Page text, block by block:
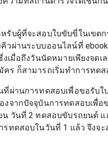
รับผู้ที่จะสอบใบขับขี่ในเข
วผ่านระบบออนไลน์ที่
มื่อถึงวันนัดหมายเพียงจด
ร ก็สามารถเริ่มทำการทด
ผ่านการทดสอบเพื่อขอรับ
จากปัจจุบันการทดสอบเพื่
วันที่ 2 ทดสอบขับรถยนต์
ทดสอบในวันที่ 1 แล้ว จึงจ